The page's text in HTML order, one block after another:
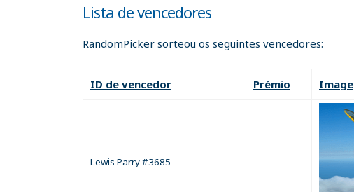
Lista de vencedores
RandomPicker sorteou os seguintes vencedores:
ID de vencedor Prémio Image
Lewis Parry #3685